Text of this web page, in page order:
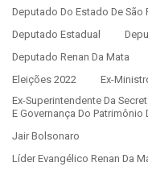
Deputado Do Estado De São
Deputado Estadual
Deputado Renan Da Mata
Eleições 2022
Ex-
Ex-Superintendente Da
E Governança Do Patrimônio
Jair Bolsonaro
Líder Evangélico Renan Da